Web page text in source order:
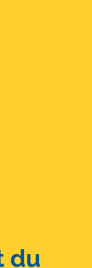
du